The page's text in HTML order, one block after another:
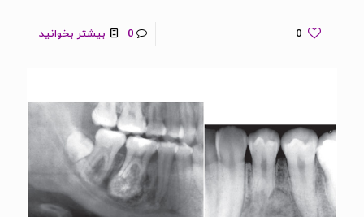
0
0 بیشتر بخوانید